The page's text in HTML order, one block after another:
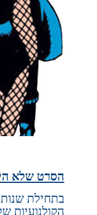
הסרט שלא
בתחילת שנות
הקולנועיות